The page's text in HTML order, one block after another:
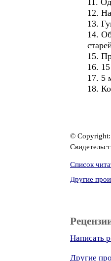
11.
12.
13.
14.
15.
16.
17. 5
18.
© Copyright:
Список
Другие
Написать
Другие